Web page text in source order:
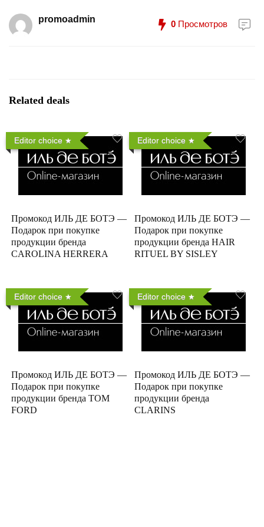
promoadmin 0 Просмотров
Related deals
Editor choice
Промокод ИЛЬ ДЕ БОТЭ —
Подарок при покупке
продукции бренда
CAROLINA HERRERA
Editor choice
Промокод ИЛЬ ДЕ БОТЭ —
Подарок при покупке
продукции бренда HAIR
RITUEL BY SISLEY
Editor choice
Промокод ИЛЬ ДЕ БОТЭ —
Подарок при покупке
продукции бренда TOM
FORD
Editor choice
Промокод ИЛЬ ДЕ БОТЭ —
Подарок при покупке
продукции бренда
CLARINS